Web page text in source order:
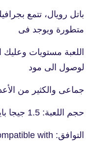
باتل رويال، تتمع
متطورة ويوجد فى
اللعبة مستويات
لوصول الى مود
جماعى والكثير من
حجم اللعبة: 1.5 جيجا بايت
التوافق: Requires iOS 9.0 or later. Compatible with